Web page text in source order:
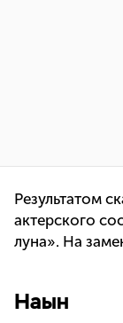
Результатом
актерского
луна». На
Наын